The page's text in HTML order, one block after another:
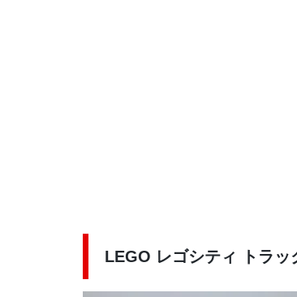
LEGO レゴシティ トラ